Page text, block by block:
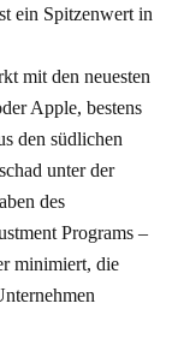
ein Spitzenwert in
mit den neuesten
Apple, bestens
den südlichen
unter der
des
Programs –
minimiert, die